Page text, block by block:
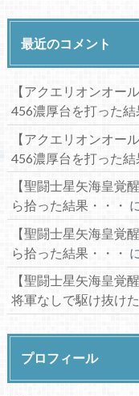
最近のコメント
【アクエリオンオー
456濃厚台を打った結
【アクエリオンオー
456濃厚台を打った結
【聖闘士星矢海皇覚
ら拾った結果・・・
【聖闘士星矢海皇覚
ら拾った結果・・・
【聖闘士星矢海皇覚
将軍なしで駆け抜け
プロフィール